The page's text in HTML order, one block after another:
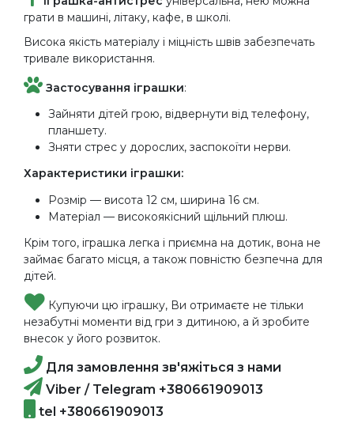
грати в машині, літаку, кафе, в школі.
Висока якість матеріалу і міцність швів забезпечать
тривале використання.
Застосування іграшки:
Зайняти дітей грою, відвернути від телефону,
планшету.
Зняти стрес у дорослих, заспокоїти нерви.
Характеристики іграшки:
Розмір — висота 12 см, ширина 16 см.
Матеріал — високоякісний щільний плюш.
Крім того, іграшка легка і приємна на дотик, вона не
займає багато місця, а також повністю безпечна для
дітей.
Купуючи цю іграшку, Ви отримаєте не тільки
незабутні моменти від гри з дитиною, а й зробите
внесок у його розвиток.
Для замовлення зв'яжіться з нами
Viber / Telegram +380661909013
tel +380661909013